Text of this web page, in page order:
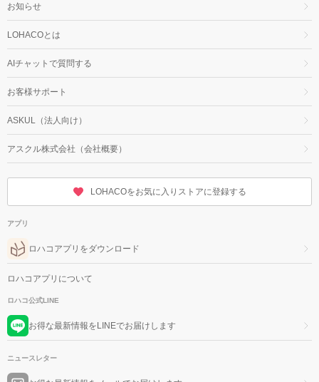
お知らせ
LOHACOとは
AIチャットで質問する
お客様サポート
ASKUL（法人向け）
アスクル株式会社（会社概要）
LOHACOをお気に入りストアに登録する
アプリ
ロハコアプリをダウンロード
ロハコアプリについて
ロハコ公式LINE
お得な最新情報をLINEでお届けします
ニュースレター